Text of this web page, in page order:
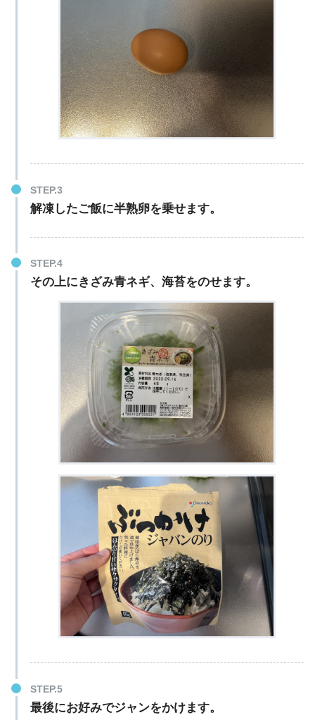
解凍したご飯に半熟卵を乗せます。
その上にきざみ青ネギ、海苔をのせます。
最後にお好みでジャンをかけます。